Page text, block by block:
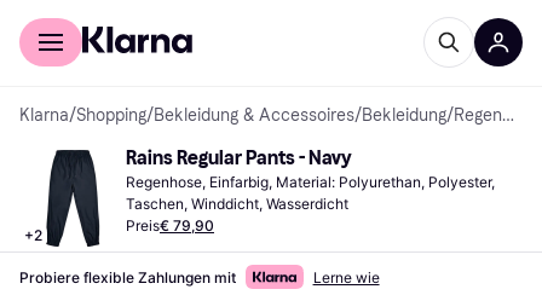
Für Shopper
Klarna/Shopping/Bekleidung & Accessoires/Bekleidung/ Regenhosen
+2
Rains Regular Pants - Navy
Regenhose, Einfarbig, Material: Polyurethan, Polyester,
Taschen, Winddicht, Wasserdicht
Preis€ 79,90
Probiere flexible Zahlungen mit Lerne wie